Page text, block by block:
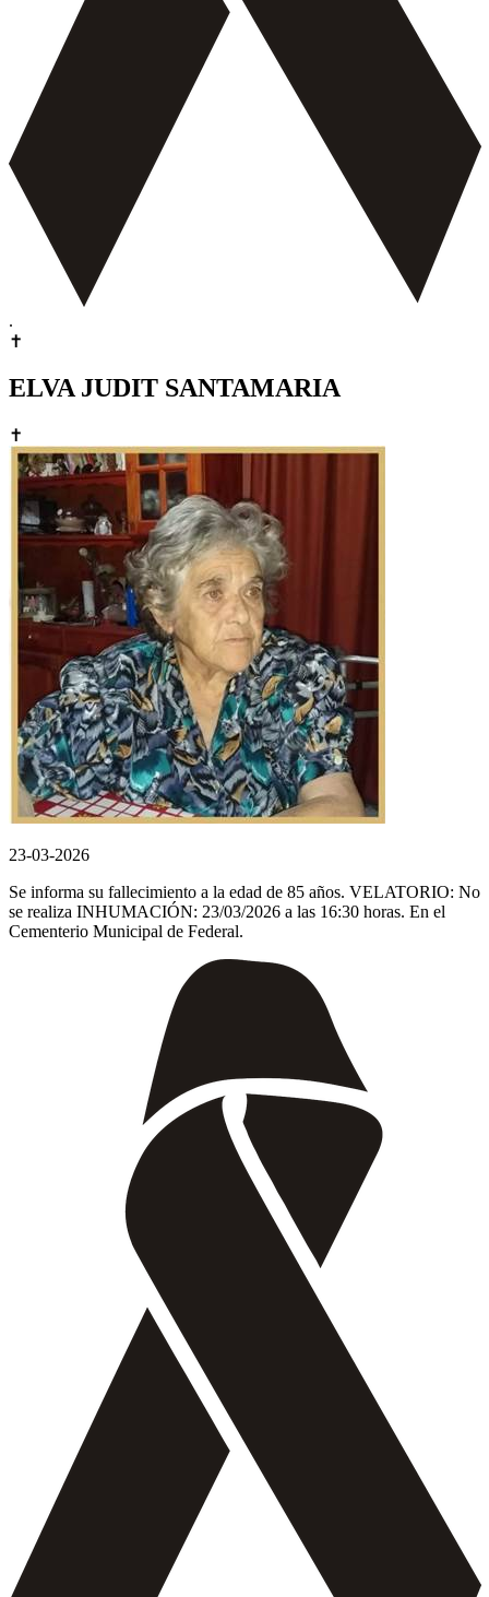
.
✝
ELVA JUDIT SANTAMARIA
✝
23-03-2026
Se informa su fallecimiento a la edad de 85 años. VELATORIO: No
se realiza INHUMACIÓN: 23/03/2026 a las 16:30 horas. En el
Cementerio Municipal de Federal.